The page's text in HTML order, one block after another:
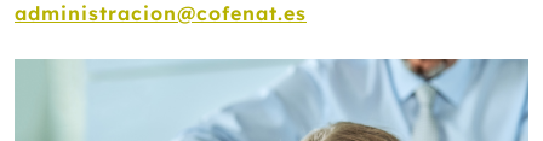
administracion@cofenat.es